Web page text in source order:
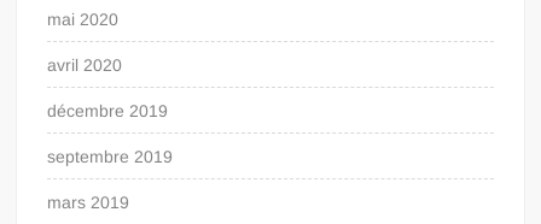
mai 2020
avril 2020
décembre 2019
septembre 2019
mars 2019